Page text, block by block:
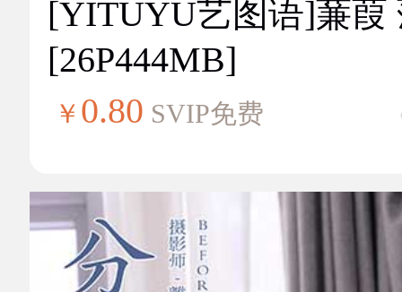
[YITUYU艺图语]蒹葭
[26P444MB]
￥ 0.80 SVIP免费